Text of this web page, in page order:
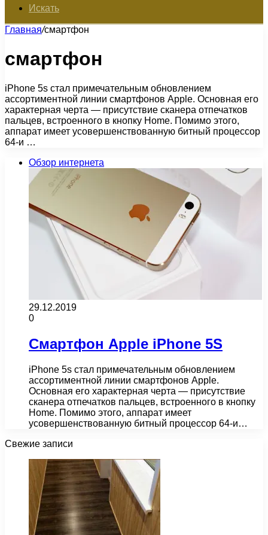
Искать
Главная/смартфон
смартфон
iPhone 5s стал примечательным обновлением
ассортиментной линии смартфонов Apple. Основная его
характерная черта — присутствие сканера отпечатков
пальцев, встроенного в кнопку Home. Помимо этого,
аппарат имеет усовершенствованную битный процессор
64-и …
Обзор интернета
29.12.2019
0
Смартфон Apple iPhone 5S
iPhone 5s стал примечательным обновлением
ассортиментной линии смартфонов Apple.
Основная его характерная черта — присутствие
сканера отпечатков пальцев, встроенного в кнопку
Home. Помимо этого, аппарат имеет
усовершенствованную битный процессор 64-и…
Свежие записи